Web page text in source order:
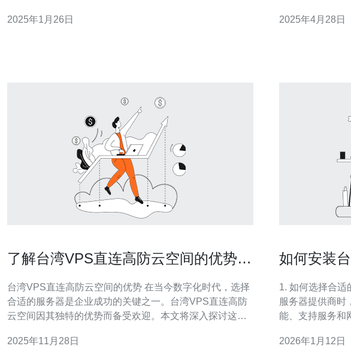
VPS的理由。 台湾原生IP VPS的性能是其独特之处。台湾
2025年1月26日
凭借其稳定性和
2025年4月28日
了解台湾VPS直连高防云空间的优势与
台湾VPS直连高防云空间的优势 在当今数字化时代，选择
合适的服务器是企业成功的关键之一。台湾VPS直连高防
云空间因其独特的优势而备受欢迎。本文将深入探讨这一
重要性。 以下是关于台湾VPS直连高防云空间的三个精华
2025年11月28日
如何安装
1. 如何选择合适
服务器提供商时
能、支持服务和
择之前，查看用
2026年1月12日